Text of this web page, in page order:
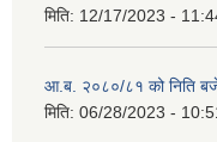
मिति: 12/17/2023 -
आ.ब. २०८०/८१ को निति
मिति: 06/28/2023 -